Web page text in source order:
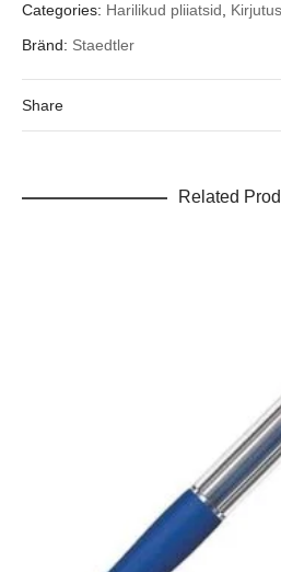
Categories: Harilikud pliiatsid,
Bränd: Staedtler
Share
Related